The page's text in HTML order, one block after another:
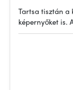
Tartsa tisztán a
képernyőket is.